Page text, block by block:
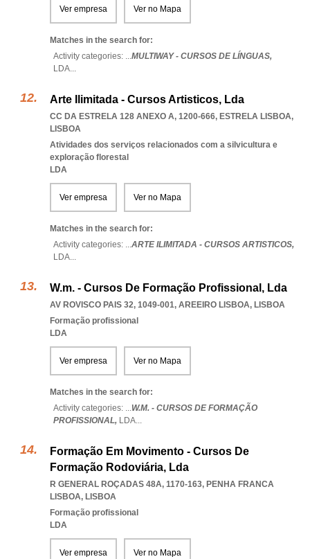
Ver empresa Ver no Mapa
Matches in the search for:
Activity categories: ...MULTIWAY - CURSOS DE LÍNGUAS,
LDA...
Arte Ilimitada - Cursos Artisticos, Lda
CC DA ESTRELA 128 ANEXO A, 1200-666, ESTRELA LISBOA,
LISBOA
Atividades dos serviços relacionados com a silvicultura e
exploração florestal
LDA
Ver empresa Ver no Mapa
Matches in the search for:
Activity categories: ...ARTE ILIMITADA - CURSOS ARTISTICOS,
LDA...
W.m. - Cursos De Formação Profissional, Lda
AV ROVISCO PAIS 32, 1049-001, AREEIRO LISBOA, LISBOA
Formação profissional
LDA
Ver empresa Ver no Mapa
Matches in the search for:
Activity categories: ...W.M. - CURSOS DE FORMAÇÃO
PROFISSIONAL, LDA...
Formação Em Movimento - Cursos De
Formação Rodoviária, Lda
R GENERAL ROÇADAS 48A, 1170-163, PENHA FRANCA
LISBOA, LISBOA
Formação profissional
LDA
Ver empresa Ver no Mapa